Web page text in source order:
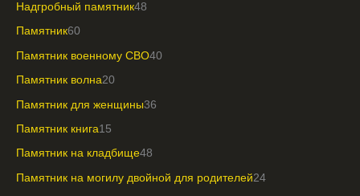
Надгробный памятник48
Памятник60
Памятник военному СВО40
Памятник волна20
Памятник для женщины36
Памятник книга15
Памятник на кладбище48
Памятник на могилу двойной для родителей24